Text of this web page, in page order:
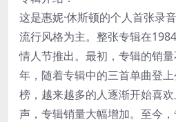
这是惠妮·休斯顿的个人首张录
流行风格为主。整张专辑在
情人节推出。最初，专辑的销
年，随着专辑中的三首单曲登
榜，越来越多的人逐渐开始喜
声，专辑销量大幅增加。至今